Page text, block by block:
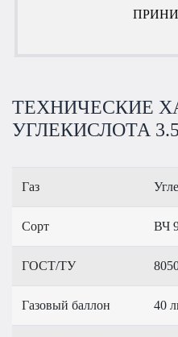
ТЕХНИЧЕСКИЕ
УГЛЕКИСЛОТА 3.5
Газ
Сорт ВЧ
ГОСТ/ТУ
Газовый баллон 40